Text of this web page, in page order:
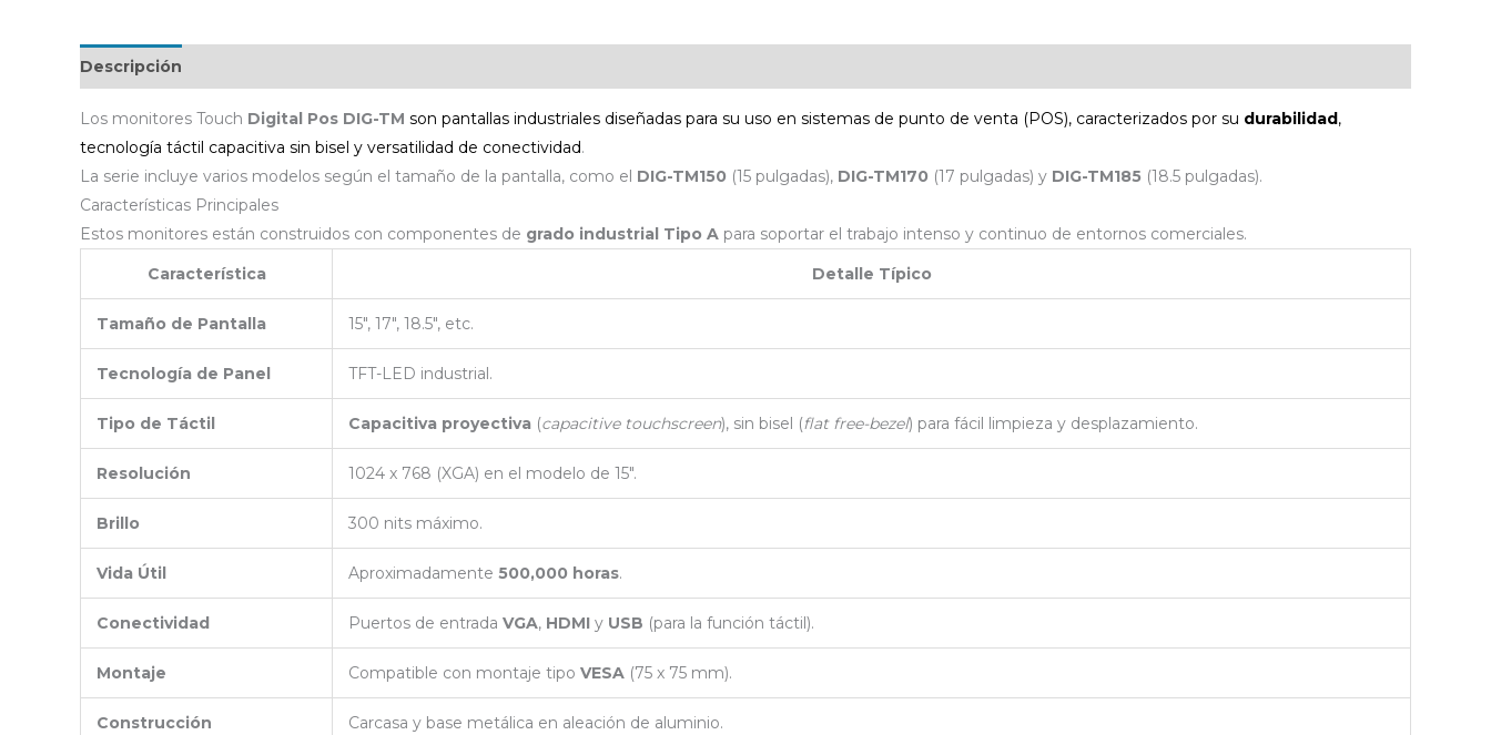
Descripción
Los monitores Touch Digital Pos DIG-TM son pantallas industriales diseñadas para su uso en sistemas de punto de venta (POS), caracterizados por su durabilidad ,
tecnología táctil capacitiva sin bisel y versatilidad de conectividad.
La serie incluye varios modelos según el tamaño de la pantalla, como el DIG-TM150 (15 pulgadas), DIG-TM170 (17 pulgadas) y DIG-TM185 (18.5 pulgadas).
Características Principales
Estos monitores están construidos con componentes de grado industrial Tipo A para soportar el trabajo intenso y continuo de entornos comerciales.
Característica
Detalle Típico
Tamaño de Pantalla 15″, 17″, 18.5″, etc.
Tecnología de Panel TFT-LED industrial.
Tipo de Táctil Capacitiva proyectiva (capacitive touchscreen), sin bisel (flat free-bezel) para fácil limpieza y desplazamiento.
Resolución 1024 x 768 (XGA) en el modelo de 15″.
Brillo 300 nits máximo.
Vida Útil Aproximadamente 500,000 horas.
Conectividad Puertos de entrada VGA, HDMI y USB (para la función táctil).
Montaje Compatible con montaje tipo VESA (75 x 75 mm).
Construcción Carcasa y base metálica en aleación de aluminio.